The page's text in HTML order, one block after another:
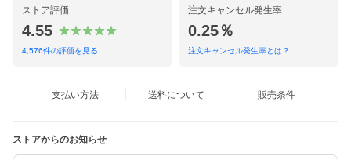
ストア評価
4.55
4,576件の評価を見る
注文キャンセル発生率
0.25％
注文キャンセル発生率とは？
支払い方法 送料について 販売条件
ストアからのお知らせ